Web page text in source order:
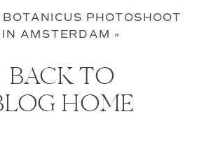
PHOTOSHOOT
IN AMSTERDAM »
BACK TO
HOME